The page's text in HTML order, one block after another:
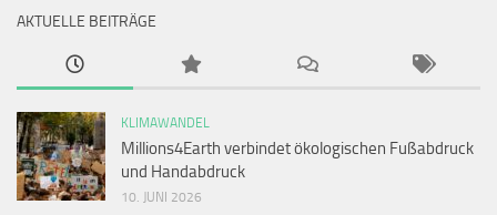
AKTUELLE BEITRÄGE
KLIMAWANDEL
Millions4Earth verbindet ökologischen Fußabdruck
und Handabdruck
10. JUNI 2026